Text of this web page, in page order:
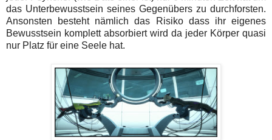
das Unterbewusstsein seines Gegenübers zu durchforsten.
Ansonsten besteht nämlich das Risiko dass ihr eigenes
Bewusstsein komplett absorbiert wird da jeder Körper quasi
nur Platz für eine Seele hat.